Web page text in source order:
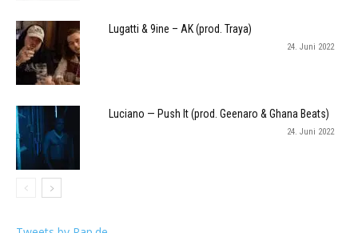
Lugatti & 9ine – AK (prod. Traya)
24. Juni 2022
Luciano — Push It (prod. Geenaro & Ghana Beats)
24. Juni 2022